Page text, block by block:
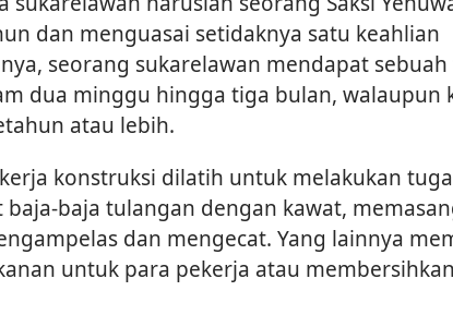
dan menguasai setidaknya satu keahlian
seorang sukarelawan mendapat
dua minggu hingga tiga bulan, walaupun
atau lebih.
konstruksi dilatih untuk melakukan
baja tulangan dengan kawat,
dan mengecat. Yang lainnya
untuk para pekerja atau